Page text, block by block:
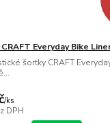
Everyday Bike
šortky CRAFT
/ks
DPH